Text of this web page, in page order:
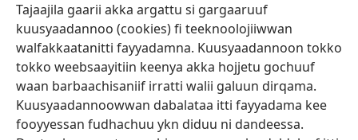
Tajaajila gaarii akka argattu si gargaaruuf
kuusyaadannoo (cookies) fi teeknoolojiiwwan
walfakkaatanitti fayyadamna. Kuusyaadannoon tokko
tokko weebsaayitiin keenya akka hojjetu gochuuf
waan barbaachisaniif irratti walii galuun dirqama.
Kuusyaadannoowwan dabalataa itti fayyadama kee
fooyyessan fudhachuu ykn diduu ni dandeessa.
Buusii
(opens
window)"LAAYIBRARII INTARNEETIIRRAA"
(opens
new
window)
®
(opens
new
window)Appilikeeshinii JW Library